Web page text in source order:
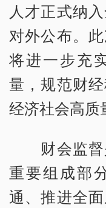
人才正式纳
对外公布。
将进一步充
量，规范财
经济社会高质
财会监督
重要组成部
通、推进全